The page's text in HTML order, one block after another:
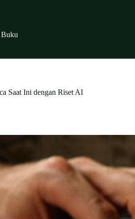
Buku
Saat Ini dengan Riset AI